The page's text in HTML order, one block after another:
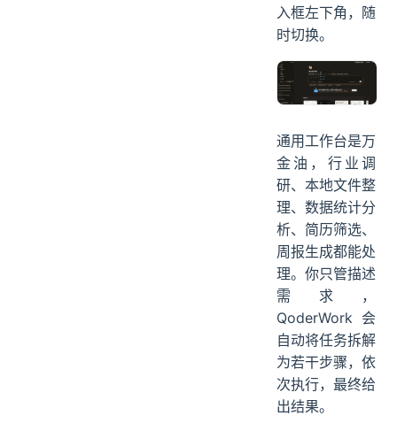
入框左下角，随
时切换。
通用工作台是万
金油，行业调
研、本地文件整
理、数据统计分
析、简历筛选、
周报生成都能处
理。你只管描述
需求，
QoderWork 会
自动将任务拆解
为若干步骤，依
次执行，最终给
出结果。